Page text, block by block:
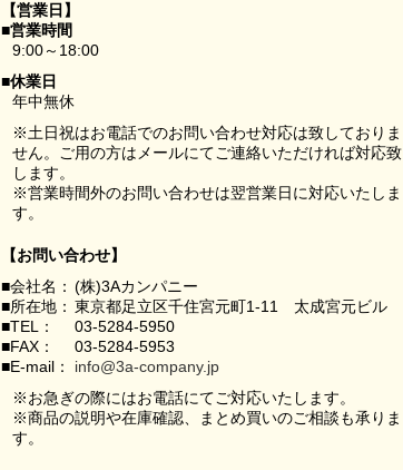
【営業日】
■営業時間
9:00～18:00
■休業日
年中無休
※土日祝はお電話でのお問い合わせ対応は致しておりま
せん。ご用の方はメールにてご連絡いただければ対応致
します。
※営業時間外のお問い合わせは翌営業日に対応いたしま
す。
【お問い合わせ】
■会社名： (株)3Aカンパニー
■所在地： 東京都足立区千住宮元町1-11 太成宮元ビル
■TEL：
03-5284-5950
■FAX：
03-5284-5953
■E-mail：
info@3a-company.jp
※お急ぎの際にはお電話にてご対応いたします。
※商品の説明や在庫確認、まとめ買いのご相談も承りま
す。